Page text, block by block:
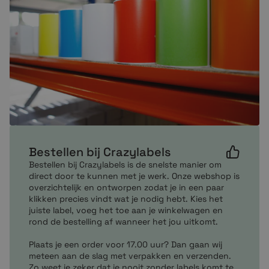
A300
RZ400
RZ600
S4M
ZD220
ZT200
ZT230
ZT510
ZT620
GC420t
GK420t
GX420t
GX420d
GK420d
Bestellen bij Crazylabels
Bestellen bij Crazylabels is de snelste manier om
direct door te kunnen met je werk. Onze webshop is
overzichtelijk en ontworpen zodat je in een paar
klikken precies vindt wat je nodig hebt. Kies het
juiste label, voeg het toe aan je winkelwagen en
rond de bestelling af wanneer het jou uitkomt.
Plaats je een order voor 17.00 uur? Dan gaan wij
meteen aan de slag met verpakken en verzenden.